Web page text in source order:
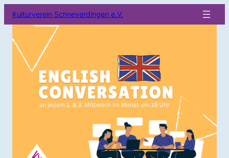
Kulturverein Schneverdingen e.V.